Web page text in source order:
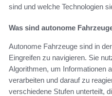
sind und welche Technologien
Was sind autonome
Autonome Fahrzeuge sind in
Eingreifen zu navigieren. Sie
Algorithmen, um Informationen
verarbeiten und darauf zu
verschiedene Stufen unterteilt,